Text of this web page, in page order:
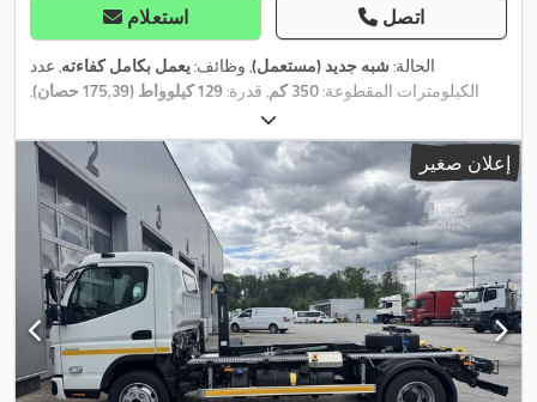
استعلام اتصل
الحالة: شبه جديد (مستعمل), وظائف:يعمل بكامل كفاءته, عدد
الكيلومترات المقطوعة:350 كم , قدرة:129 كيلوواط (175,39 حصان)
,
, نوع الوقود:
الإجمالي:7.490 كجم , مقاس الإطار: 205/70R17,5 , حالة الإطارات:100
نسبة مئوية
, تكوين المحور: 4x2 , قاعدة العجلات:2.800 مم
, تباعد المحاور:
2.800 مم, الفحص القادم (TÜV):06/2026 , وقود:ديزل, فرامل:
كبح
المحرك, لون: أبيض, كابينة السائق:كابينة نهارية , نوع التروس:ميكانيكي
عدد التروس:5, فئة الانبعاثات:يورو 6 , تعليق: فولاذ , عدد المقاعد:3, الطول
الكلي:6.000 مم , طول مساحة التحميل:3.000 مم
, عرض مساحة
التحميل:2.000 مم , ارتفاع مساحة التحميل:400 مم , سنة الصنع:2026
معدات:Apple CarPlay, EBS (نظام المكابح الإلكتروني), أدبلو, أضواء
الضباب, إطارات شتوية, بلوتوث, تكييف الهواء, توجيه معزز بالطاقة, جهاز
تسجيل السرعة (تاكوغراف), قفل التروس التفاضلية, قفل مركزي,
كمبيوتر على متن المركبة, مراقبة ضغط الإطارات, مرشح السخام,
إعلان صغير